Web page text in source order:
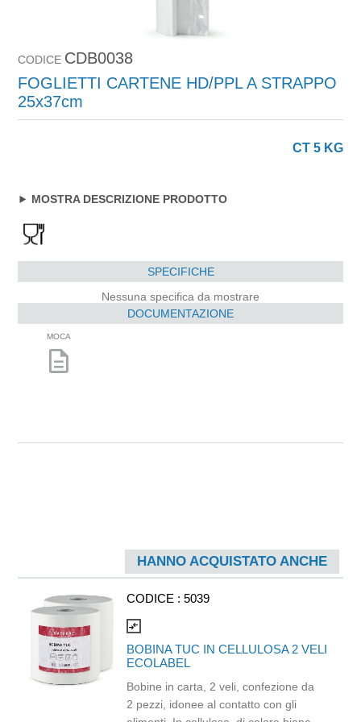
CODICE CDB0038
FOGLIETTI CARTENE HD/PPL A STRAPPO
25x37cm
CT 5 KG
MOSTRA DESCRIZIONE PRODOTTO
SPECIFICHE
Nessuna specifica da mostrare
DOCUMENTAZIONE
MOCA
description
HANNO ACQUISTATO ANCHE
CODICE : 5039
compare_arrows
BOBINA TUC IN CELLULOSA 2 VELI
ECOLABEL
Bobine in carta, 2 veli, confezione da
2 pezzi, idonee al contatto con gli